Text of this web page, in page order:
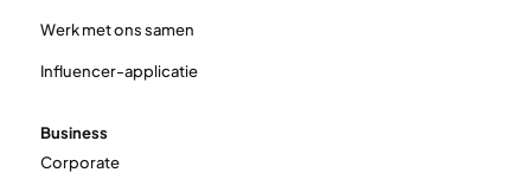
Werk met ons samen
Influencer-applicatie
Business
Corporate